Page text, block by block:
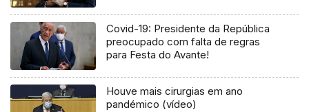
Covid-19: Presidente da República
preocupado com falta de regras
para Festa do Avante!
Houve mais cirurgias em ano
pandémico (vídeo)